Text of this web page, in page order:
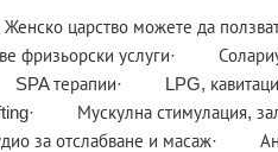
Женско царство можете да
фризьорски услуги·
SPA терапии· LPG,
Мускулна стимулация,
за отслабване и масаж·